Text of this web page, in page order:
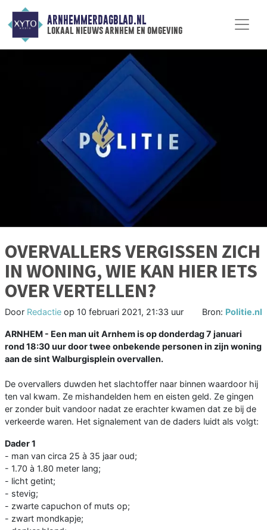
ARNHEMMERDAGBLAD.NL
lokaal nieuws arnhem en omgeving
OVERVALLERS VERGISSEN ZICH
IN WONING, WIE KAN HIER IETS
OVER VERTELLEN?
Door Redactie op 10 februari 2021, 21:33 uur Bron: Politie.nl
ARNHEM - Een man uit Arnhem is op donderdag 7 januari
rond 18:30 uur door twee onbekende personen in zijn woning
aan de sint Walburgisplein overvallen.
De overvallers duwden het slachtoffer naar binnen waardoor hij
ten val kwam. Ze mishandelden hem en eisten geld. Ze gingen
er zonder buit vandoor nadat ze erachter kwamen dat ze bij de
verkeerde waren. Het signalement van de daders luidt als volgt:
Dader 1
- man van circa 25 à 35 jaar oud;
- 1.70 à 1.80 meter lang;
- licht getint;
- stevig;
- zwarte capuchon of muts op;
- zwart mondkapje;